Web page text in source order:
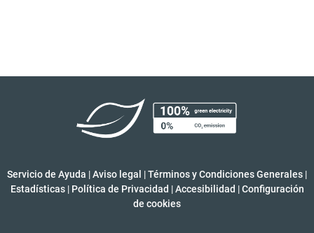
Servicio de Ayuda |Aviso legal |Términos y Condiciones Generales |
Estadísticas | Política de Privacidad | Accesibilidad | Configuración
de cookies